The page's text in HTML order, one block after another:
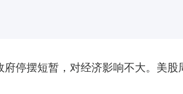
停摆短暂，对经济影响不大。美股